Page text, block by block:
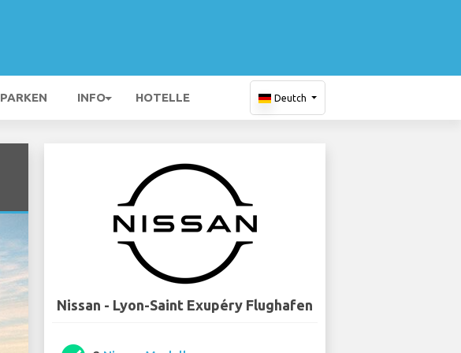
PARKEN INFO HOTELLE Deutch
Nissan - Lyon-Saint Exupéry Flughafen